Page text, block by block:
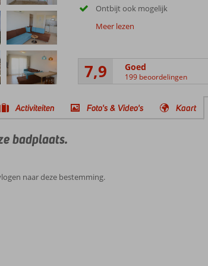
Ontbijt ook mogelijk
Meer lezen
7,9 Goed
199 beoordelingen
Activiteiten Foto's & Video's Kaart
badplaats.
naar deze bestemming.